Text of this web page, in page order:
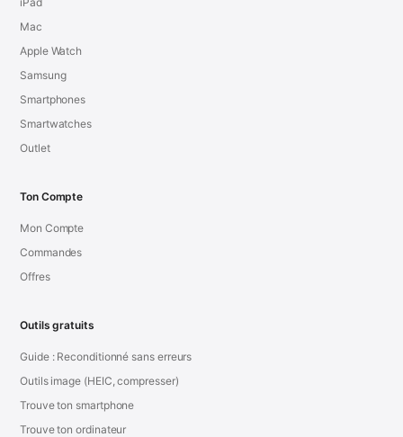
Mac
Apple Watch
Samsung
Smartphones
Smartwatches
Outlet
Ton Compte
Mon Compte
Commandes
Offres
Outils gratuits
Guide : Reconditionné sans erreurs
Outils image (HEIC, compresser)
Trouve ton smartphone
Trouve ton ordinateur